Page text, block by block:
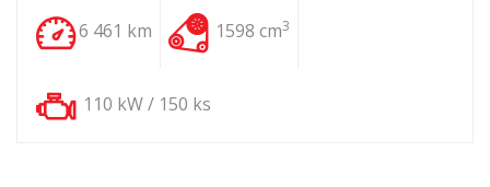
6 461 km 1598 cm3
110 kW / 150 ks